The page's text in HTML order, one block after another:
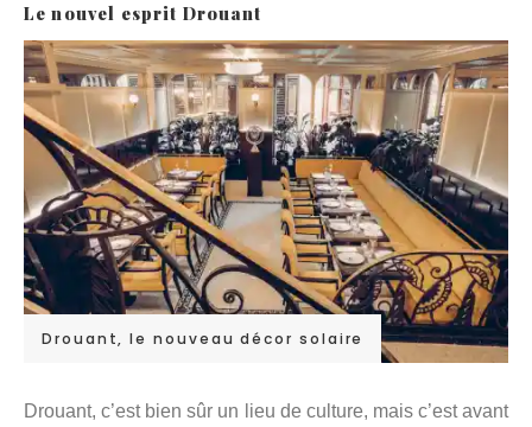
Le nouvel esprit Drouant
Drouant, le nouveau décor solaire
Drouant, c’est bien sûr un lieu de culture, mais c’est avant